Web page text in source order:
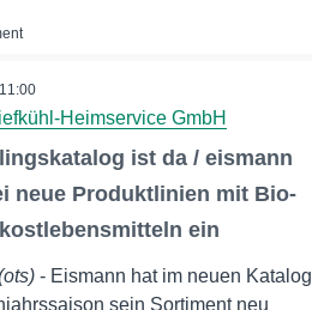
Heimservice GmbH
ist da / eismann
neue Produktlinien mit Bio-
ein
- Eismann hat im neuen Katalog
sein Sortiment neu